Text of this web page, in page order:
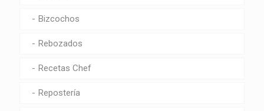
Bizcochos
Rebozados
Recetas Chef
Repostería